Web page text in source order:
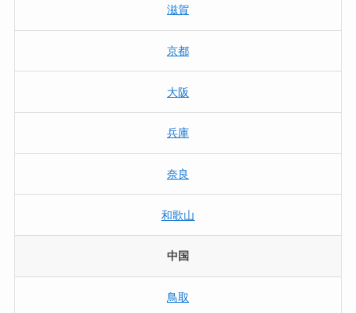
滋賀
京都
大阪
兵庫
奈良
和歌山
中国
鳥取